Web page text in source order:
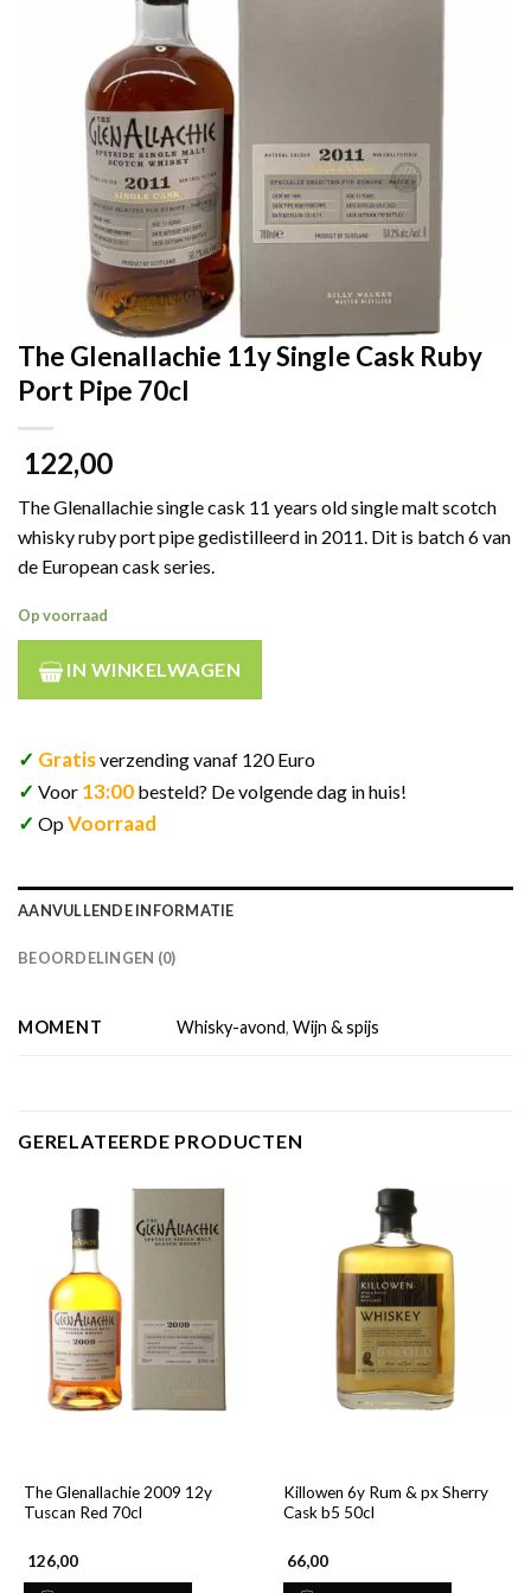
The Glenallachie 11y Single Cask Ruby
Port Pipe 70cl
122,00
The Glenallachie single cask 11 years old single malt scotch
whisky ruby port pipe gedistilleerd in 2011. Dit is batch 6 van
de European cask series.
Op voorraad
IN WINKELWAGEN
✓ Gratisverzending vanaf 120 Euro
✓ Voor 13:00 besteld? De volgende dag in huis!
✓ OpVoorraad
AANVULLENDE INFORMATIE
BEOORDELINGEN (0)
MOMENT Whisky-avond,Wijn & spijs
GERELATEERDE PRODUCTEN
The Glenallachie 2009 12y
Tuscan Red 70cl
126,00
Killowen 6y Rum & px Sherry
Cask b5 50cl
66,00